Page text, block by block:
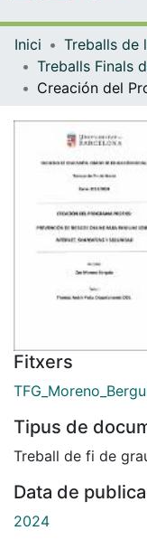
Inici
Treballs de
Fitxers
Tipus de
Treball de fi de
Data de
2024